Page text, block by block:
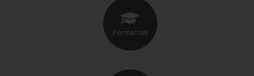
Formation